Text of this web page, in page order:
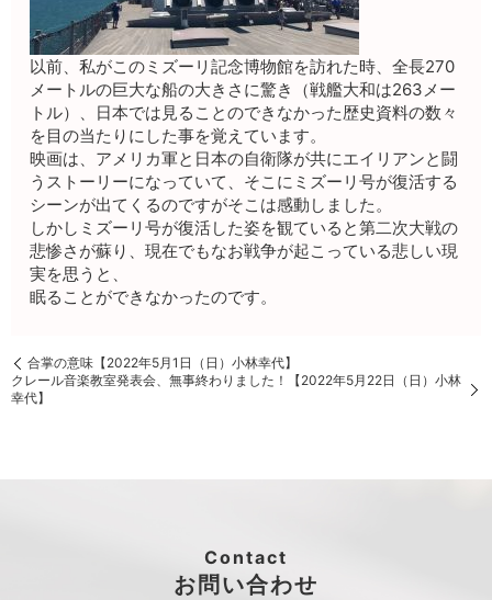
以前、私がこのミズーリ記念博物館を訪れた時、全長270
メートルの巨大な船の大きさに驚き（戦艦大和は263メー
トル）、日本では見ることのできなかった歴史資料の数々
を目の当たりにした事を覚えています。
映画は、アメリカ軍と日本の自衛隊が共にエイリアンと闘
うストーリーになっていて、そこにミズーリ号が復活する
シーンが出てくるのですがそこは感動しました。
しかしミズーリ号が復活した姿を観ていると第二次大戦の
悲惨さが蘇り、現在でもなお戦争が起こっている悲しい現
実を思うと、
眠ることができなかったのです。
合掌の意味【2022年5月1日（日）小林幸代】
クレール音楽教室発表会、無事終わりました！【2022年5月22日（日）小林
幸代】
Contact
お問い合わせ